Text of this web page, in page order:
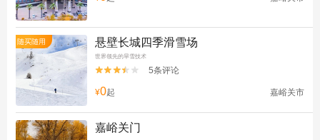
随买随用 悬壁长城四季滑雪场
世界领先的旱雪技术

 5条评论
¥0起 嘉峪关市
嘉峪关门